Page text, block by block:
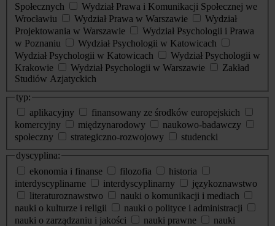
Społecznych
Wydział Prawa i Komunikacji Społecznej we
Wrocławiu
Wydział Prawa w Warszawie
Wydział
Projektowania w Warszawie
Wydział Psychologii i Prawa
w Poznaniu
Wydział Psychologii w Katowicach
Wydział Psychologii w Katowicach
Wydział Psychologii w
Krakowie
Wydział Psychologii w Warszawie
Zakład
Studiów Azjatyckich
typ:
aplikacyjny
finansowany ze środków europejskich
komercyjny
międzynarodowy
naukowo-badawczy
społeczny
strategiczno-rozwojowy
studencki
dyscyplina:
ekonomia i finanse
filozofia
historia
interdyscyplinarne
interdyscyplinarny
językoznawstwo
literaturoznawstwo
nauki o komunikacji i mediach
nauki o kulturze i religii
nauki o polityce i administracji
nauki o zarządzaniu i jakości
nauki prawne
nauki